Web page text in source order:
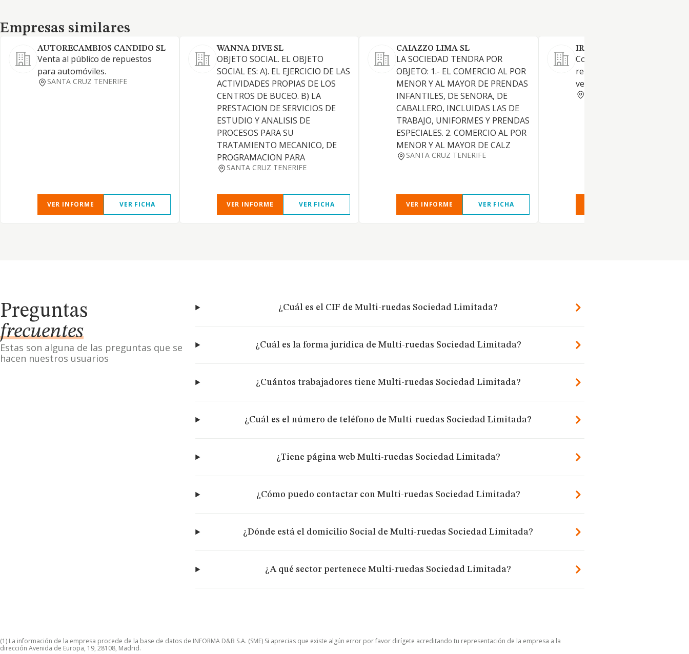
Empresas similares
Empresas similares
AUTORECAMBIOS CANDIDO SL
Venta al público de repuestos
para automóviles.
SANTA CRUZ TENERIFE
VER INFORME VER FICHA
WANNA DIVE SL
OBJETO SOCIAL. EL OBJETO
SOCIAL ES: A). EL EJERCICIO DE LAS
ACTIVIDADES PROPIAS DE LOS
CENTROS DE BUCEO. B) LA
PRESTACION DE SERVICIOS DE
ESTUDIO Y ANALISIS DE
PROCESOS PARA SU
TRATAMIENTO MECANICO, DE
PROGRAMACION PARA
SANTA CRUZ TENERIFE
VER INFORME VER FICHA
CAIAZZO LIMA SL
LA SOCIEDAD TENDRA POR
OBJETO: 1.- EL COMERCIO AL POR
MENOR Y AL MAYOR DE PRENDAS
INFANTILES, DE SENORA, DE
CABALLERO, INCLUIDAS LAS DE
TRABAJO, UNIFORMES Y PRENDAS
ESPECIALES. 2. COMERCIO AL POR
MENOR Y AL MAYOR DE CALZ
SANTA CRUZ TENERIFE
VER INFORME VER FICHA
IRSA RECAMBIOS SL.
Comercio al por menor de
repuestos y accesorios de
vehículos de motor
Preguntas
frecuentes
Estas son alguna de las preguntas que se
hacen nuestros usuarios
¿Cuál es el CIF de Multi-ruedas Sociedad Limitada?
¿Cuál es la forma jurídica de Multi-ruedas Sociedad Limitada?
¿Cuántos trabajadores tiene Multi-ruedas Sociedad Limitada?
¿Cuál es el número de teléfono de Multi-ruedas Sociedad Limitada?
¿Tiene página web Multi-ruedas Sociedad Limitada?
¿Cómo puedo contactar con Multi-ruedas Sociedad Limitada?
¿Dónde está el domicilio Social de Multi-ruedas Sociedad Limitada?
¿A qué sector pertenece Multi-ruedas Sociedad Limitada?
(1) La información de la empresa procede de la base de datos de INFORMA D&B S.A. (SME) Si aprecias que existe algún error por favor dirígete acreditando tu representación de la empresa a la
dirección Avenida de Europa, 19, 28108, Madrid.